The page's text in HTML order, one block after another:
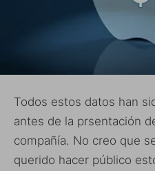
Todos estos datos han
antes de la prsentación
compañía. No creo que
querido hacer público